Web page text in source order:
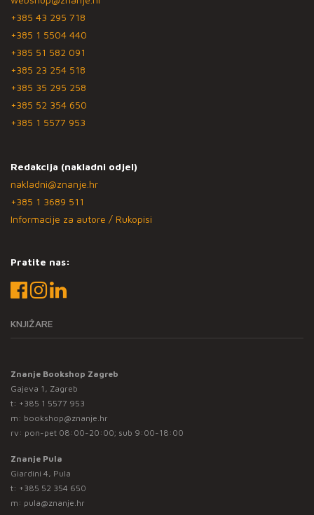
+385 43 295 718
+385 1 5504 440
+385 51 582 091
+385 23 254 518
+385 35 295 258
+385 52 354 650
+385 1 5577 953
Redakcija (nakladni odjel)
nakladni@znanje.hr
+385 1 3689 511
Informacije za autore / Rukopisi
Pratite nas:
KNJIŽARE
Znanje Bookshop Zagreb
Gajeva 1, Zagreb
t: +385 1 5577 953
m: bookshop@znanje.hr
rv: pon-pet 08:00-20:00; sub 9:00-18:00
Znanje Pula
Giardini 4, Pula
t: +385 52 354 650
m: pula@znanje.hr